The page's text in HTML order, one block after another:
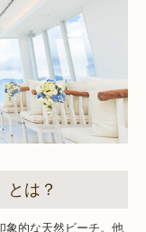
とは？
象的な天然ビーチ。他